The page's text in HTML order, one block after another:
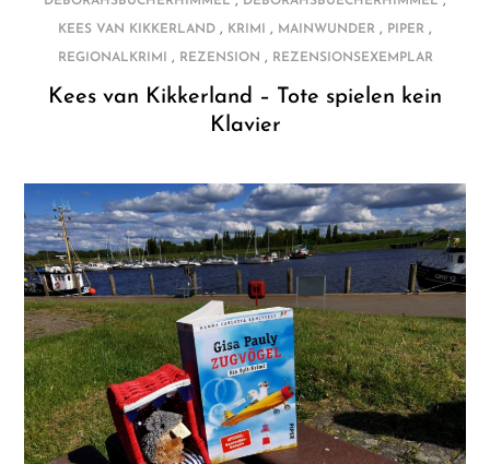
KEES VAN KIKKERLAND , KRIMI , MAINWUNDER , PIPER ,
REGIONALKRIMI , REZENSION , REZENSIONSEXEMPLAR
Kees van Kikkerland – Tote spielen kein
Klavier